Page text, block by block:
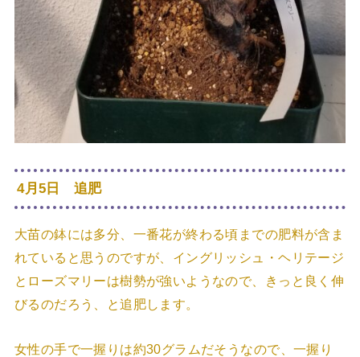
4月5日 追肥
大苗の鉢には多分、一番花が終わる頃までの肥料が含ま
れていると思うのですが、イングリッシュ・ヘリテージ
とローズマリーは樹勢が強いようなので、きっと良く伸
びるのだろう、と追肥します。
女性の手で一握りは約30グラムだそうなので、一握り